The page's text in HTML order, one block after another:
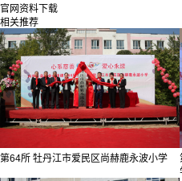
官网资料下载
相关推荐
第64所 牡丹江市爱民区尚赫鹿永波小学